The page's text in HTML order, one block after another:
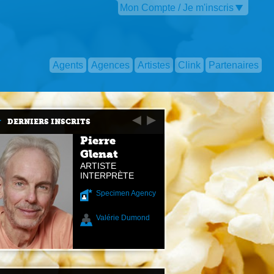
Mon Compte / Je m'inscris
Agents Agences Artistes Clink Partenaires
DERNIERS INSCRITS
Pierre
Glenat
ARTISTE
INTERPRÈTE
Specimen Agency
Valérie Dumond